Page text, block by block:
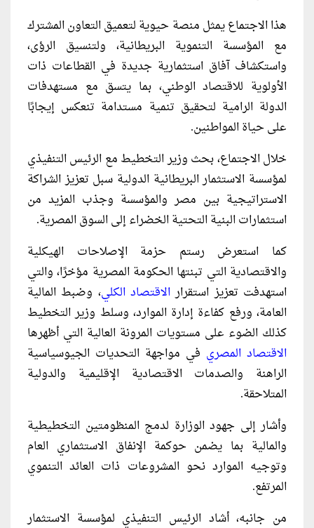
هذا الاجتماع يمثل منصة حيوية لتعميق التعاون المشترك
مع المؤسسة التنموية البريطانية، ولتنسيق الرؤى،
واستكشاف آفاق استثمارية جديدة في القطاعات ذات
الأولوية للاقتصاد الوطني، بما يتسق مع مستهدفات
الدولة الرامية لتحقيق تنمية مستدامة تنعكس إيجابًا
على حياة المواطنين.
خلال الاجتماع، بحث وزير التخطيط مع الرئيس التنفيذي
لمؤسسة الاستثمار البريطانية الدولية سبل تعزيز الشراكة
الاستراتيجية بين مصر والمؤسسة وجذب المزيد من
استثمارات البنية التحتية الخضراء إلى السوق المصرية.
كما استعرض رستم حزمة الإصلاحات الهيكلية
والاقتصادية التي تبنتها الحكومة المصرية مؤخرًا، والتي
استهدفت تعزيز استقرار الاقتصاد الكلي، وضبط المالية
العامة، ورفع كفاءة إدارة الموارد، وسلط وزير التخطيط
كذلك الضوء على مستويات المرونة العالية التي أظهرها
الاقتصاد المصري في مواجهة التحديات الجيوسياسية
الراهنة والصدمات الاقتصادية الإقليمية والدولية
المتلاحقة.
وأشار إلى جهود الوزارة لدمج المنظومتين التخطيطية
والمالية بما يضمن حوكمة الإنفاق الاستثماري العام
وتوجيه الموارد نحو المشروعات ذات العائد التنموي
المرتفع.
من جانبه، أشاد الرئيس التنفيذي لمؤسسة الاستثمار